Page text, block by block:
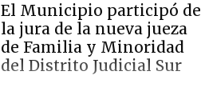
El Municipio participó de
la jura de la nueva jueza
de Familia y Minoridad
del Distrito Judicial Sur